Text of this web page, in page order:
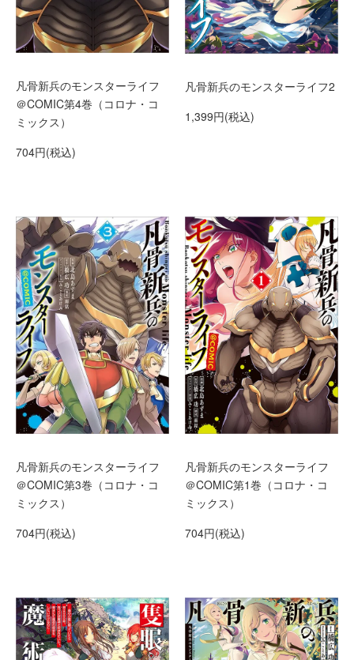
凡骨新兵のモンスターライフ
＠COMIC第4巻（コロナ・コ
ミックス）
704円(税込)
凡骨新兵のモンスターライフ2
1,399円(税込)
凡骨新兵のモンスターライフ
＠COMIC第3巻（コロナ・コ
ミックス）
704円(税込)
凡骨新兵のモンスターライフ
＠COMIC第1巻（コロナ・コ
ミックス）
704円(税込)